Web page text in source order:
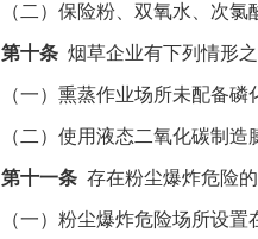
（二）保险粉、双氧水、次
第十条 烟草企业有下列情形
（一）熏蒸作业场所未配备
（二）使用液态二氧化碳制
第十一条 存在粉尘爆炸危险
（一）粉尘爆炸危险场所设